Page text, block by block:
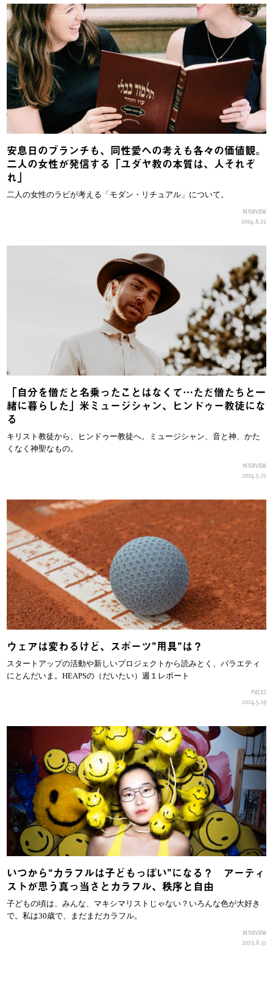
安息日のブランチも、同性愛への考えも各々の価値観。
二人の女性が発信する「ユダヤ教の本質は、人それぞ
れ」
二人の女性のラビが考える「モダン・リチュアル」について。
INTERVIEW
2024.8.22
「自分を僧だと名乗ったことはなくて…ただ僧たちと一
緒に暮らした」米ミュージシャン、ヒンドゥー教徒にな
る
キリスト教徒から、ヒンドゥー教徒へ。ミュージシャン、音と神、かた
くなく神聖なもの。
INTERVIEW
2024.5.21
ウェアは変わるけど、スポーツ”用具”は？
スタートアップの活動や新しいプロジェクトから読みとく、バラエティ
にとんだいま。HEAPSの（だいたい）週１レポート
PIECES
2024.5.19
いつから“カラフルは子どもっぽい”になる？ アーティ
ストが思う真っ当さとカラフル、秩序と自由
子どもの頃は、みんな、マキシマリストじゃない？いろんな色が大好き
で。私は30歳で、まだまだカラフル。
INTERVIEW
2023.8.31